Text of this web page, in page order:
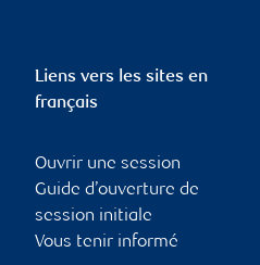
Liens vers les sites en
français
Ouvrir une session
Guide d’ouverture de
session initiale
Vous tenir informé